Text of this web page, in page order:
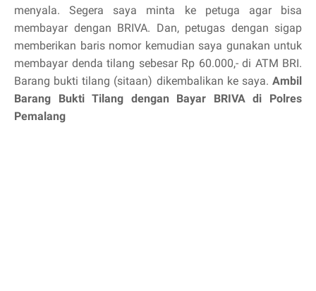
menyala. Segera saya minta ke petuga agar bisa
membayar dengan BRIVA. Dan, petugas dengan sigap
memberikan baris nomor kemudian saya gunakan untuk
membayar denda tilang sebesar Rp 60.000,- di ATM BRI.
Barang bukti tilang (sitaan) dikembalikan ke saya. Ambil
Barang Bukti Tilang dengan Bayar BRIVA di Polres
Pemalang